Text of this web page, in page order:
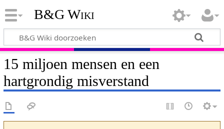
B&G Wiki
15 miljoen mensen en een
hartgrondig misverstand